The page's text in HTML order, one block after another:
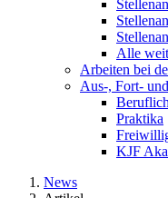
Alle
Arbeiten bei
Aus-, Fort-
Praktika
KJF
News